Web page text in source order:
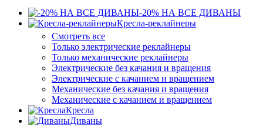
-20% НА ВСЕ ДИВАНЫ
Кресла-реклайнеры
Смотреть все
Только электрические реклайнеры
Только механические реклайнеры
Электрические без качания и вращения
Электрические с качанием и вращением
Механические без качания и вращения
Механические с качанием и вращением
Кресла
Диваны